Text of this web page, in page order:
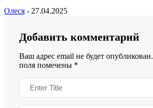
Олеся - 27.04.2025
Добавить комментарий
Ваш адрес email не будет опубликован.
поля помечены *